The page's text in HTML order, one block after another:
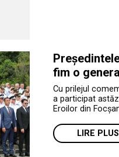
fim o
Cu prilejul
a participat
Eroilor din
LIRE PLUS